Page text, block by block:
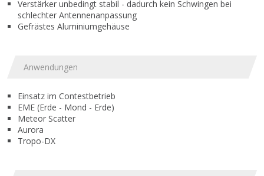
Verstärker unbedingt stabil - dadurch kein Schwingen bei
schlechter Antennenanpassung
Gefrästes Aluminiumgehäuse
Anwendungen
Einsatz im Contestbetrieb
EME (Erde - Mond - Erde)
Meteor Scatter
Aurora
Tropo-DX